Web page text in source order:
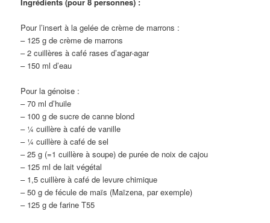
Pour l’insert à la gelée de crème de marrons :
– 125 g de crème de marrons
– 2 cuillères à café rases d’agar-agar
– 150 ml d’eau
Pour la génoise :
– 70 ml d’huile
– 100 g de sucre de canne blond
– ¼ cuillère à café de vanille
– ¼ cuillère à café de sel
– 25 g (=1 cuillère à soupe) de purée de noix de cajou
– 125 ml de lait végétal
– 1,5 cuillère à café de levure chimique
– 50 g de fécule de maïs (Maïzena, par exemple)
– 125 g de farine T55